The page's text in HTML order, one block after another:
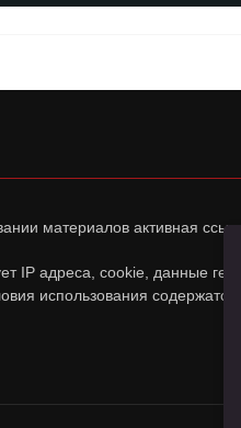
материалов активная
IP адреса, cookie, данные
использования содержатся